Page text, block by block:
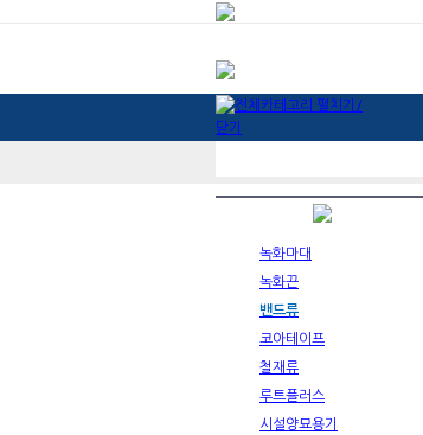
녹화마대
녹화끈
밴드류
코아테이프
철재류
루트플러스
시설양묘용기